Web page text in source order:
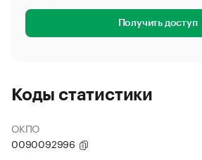
Получить доступ
Коды статистики
ОКПО
0090092996